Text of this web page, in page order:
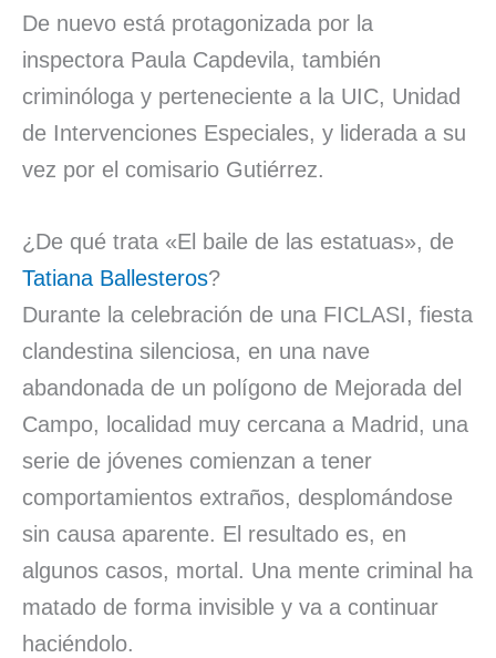
De nuevo está protagonizada por la
inspectora Paula Capdevila, también
criminóloga y perteneciente a la UIC, Unidad
de Intervenciones Especiales, y liderada a su
vez por el comisario Gutiérrez.
¿De qué trata «El baile de las estatuas», de
Tatiana Ballesteros?
Durante la celebración de una FICLASI, fiesta
clandestina silenciosa, en una nave
abandonada de un polígono de Mejorada del
Campo, localidad muy cercana a Madrid, una
serie de jóvenes comienzan a tener
comportamientos extraños, desplomándose
sin causa aparente. El resultado es, en
algunos casos, mortal. Una mente criminal ha
matado de forma invisible y va a continuar
haciéndolo.